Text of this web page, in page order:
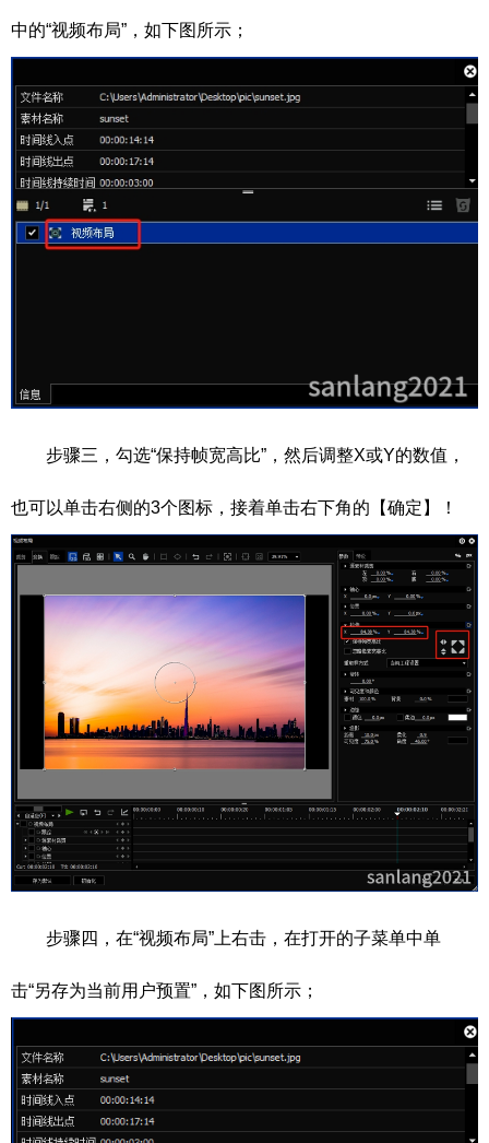
中的“视频布局”，如下图所示；
步骤三，勾选“保持帧宽高比”，然后调整X或Y的数值，
也可以单击右侧的3个图标，接着单击右下角的【确定】！
步骤四，在“视频布局”上右击，在打开的子菜单中单
击“另存为当前用户预置”，如下图所示；